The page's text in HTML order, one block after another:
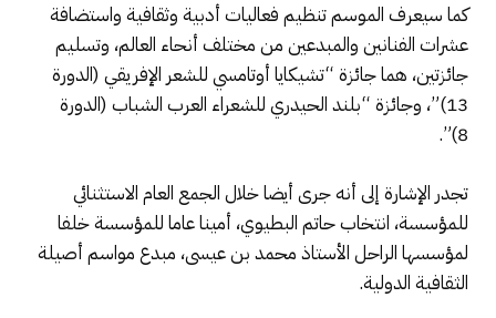
كما سيعرف الموسم تنظيم فعاليات أدبية وثقافية واستضافة
عشرات الفنانين والمبدعين من مختلف أنحاء العالم، وتسليم
جائزتين، هما جائزة “تشيكايا أوتامسي للشعر الإفريقي (الدورة
13)”، وجائزة “بلند الحيدري للشعراء العرب الشباب (الدورة
8)”.
تجدر الإشارة إلى أنه جرى أيضا خلال الجمع العام الاستثنائي
للمؤسسة، انتخاب حاتم البطيوي، أمينا عاما للمؤسسة خلفا
لمؤسسها الراحل الأستاذ محمد بن عيسى، مبدع مواسم أصيلة
الثقافية الدولية.